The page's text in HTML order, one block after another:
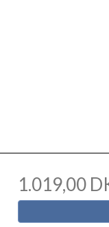
1.019,00